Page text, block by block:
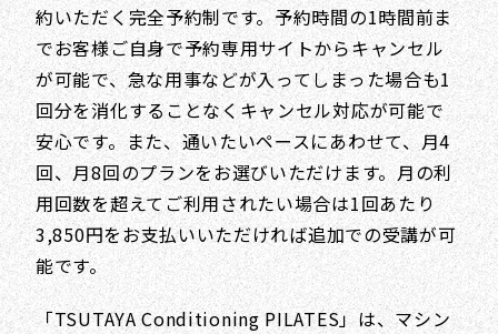
約いただく完全予約制です。予約時間の1時間前ま
でお客様ご自身で予約専用サイトからキャンセル
が可能で、急な用事などが入ってしまった場合も1
回分を消化することなくキャンセル対応が可能で
安心です。また、通いたいペースにあわせて、月4
回、月8回のプランをお選びいただけます。月の利
用回数を超えてご利用されたい場合は1回あたり
3,850円をお支払いいただければ追加での受講が可
能です。
「TSUTAYA Conditioning PILATES」は、マシン